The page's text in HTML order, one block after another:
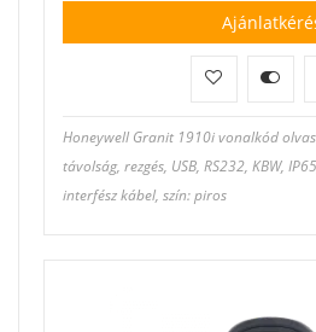
Honeywell Granit 1910i vonalkód
távolság, rezgés, USB, RS232, KBW,
interfész kábel, szín: piros